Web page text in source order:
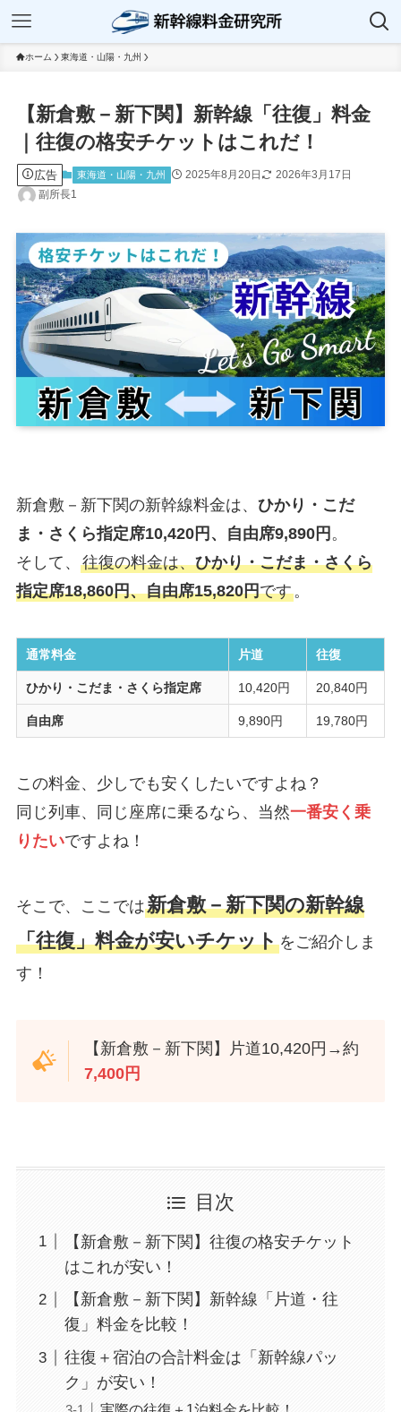
ホーム 東海道・山陽・九州
【新倉敷－新下関】新幹線「往復」料金
｜往復の格安チケットはこれだ！
広告 東海道・山陽・九州 2025年8月20日
2026年3月17日
副所長1
新倉敷－新下関の新幹線料金は、 ひかり・こだ
ま・さくら指定席10,420円、自由席9,890円 。
そして、 往復の料金は、ひかり・こだま・さくら
指定席18,860円、自由席15,820円です。
通常料金 片道 往復
ひかり・こだま・さくら指定席 10,420円 20,840円
自由席 9,890円 19,780円
この料金、少しでも安くしたいですよね？
同じ列車、同じ座席に乗るなら、当然一番安く乗
りたいですよね！
そこで、ここでは新倉敷－新下関の新幹線
「往復」料金が安いチケットをご紹介しま
す！
【新倉敷－新下関】片道10,420円→約
7,400円
目次
【新倉敷－新下関】往復の格安チケット
はこれが安い！
【新倉敷－新下関】新幹線「片道・往
復」料金を比較！
往復＋宿泊の合計料金は「新幹線パッ
ク」が安い！